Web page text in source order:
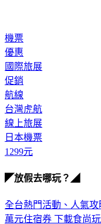
機票
優惠
國際旅展
促銷
航線
台灣虎航
線上旅展
日本機票
1299元
◤放假去哪玩？◢
全台熱門活動、人氣攻
萬元住宿券 下載食尚